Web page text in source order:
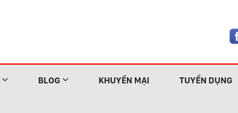
BLOG KHUYẾN MẠI TUYỂN DỤNG